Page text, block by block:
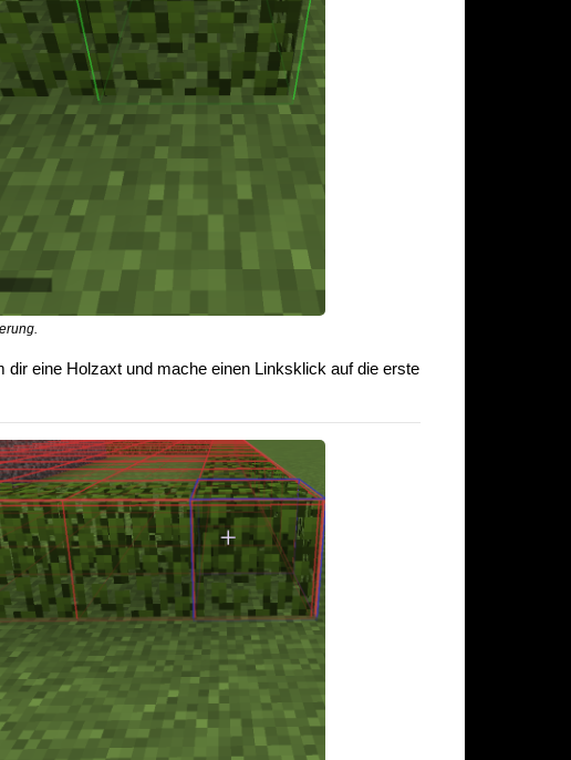
eine Holzaxt und mache einen Linksklick auf die erste